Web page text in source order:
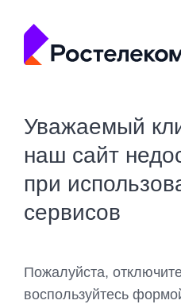
Уважаемый
наш сайт
при
сервисов
Пожалуйста,
воспользуйтесь